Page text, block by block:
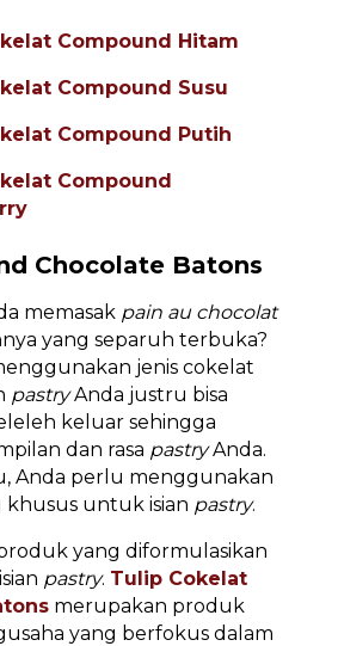
Compound Hitam
Compound Susu
Compound Putih
Compound
Chocolate Batons
memasak pain au chocolat
yang separuh terbuka?
jenis cokelat
pastryAnda justru bisa
keluar sehingga
dan rasa pastryAnda.
Anda perlu menggunakan
untuk isian pastry.
yang diformulasikan
pastry. Tulip Cokelat
merupakan produk
yang berfokus dalam